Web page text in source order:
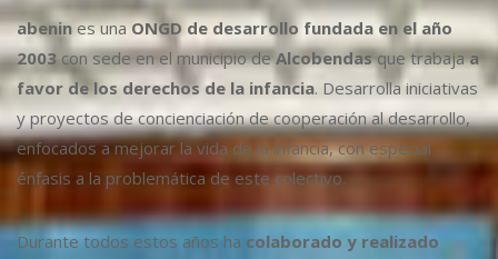
abenines unaONGD de desarrollo fundada en el año
2003 con sede en el municipio deAlcobendasque trabajaa
favor de los derechos de la infancia. Desarrolla iniciativas
y proyectos de concienciación de cooperación al desarrollo,
enfocados a mejorar la vida de la infancia, con especial
énfasis a la problemática de este colectivo.
Durante todos estos años ha colaborado y realizado